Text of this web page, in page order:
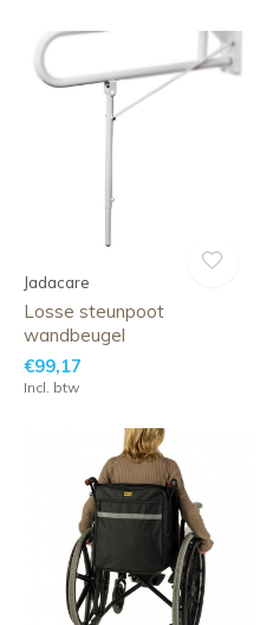
Jadacare
Losse steunpoot
wandbeugel
€99,17
Incl. btw